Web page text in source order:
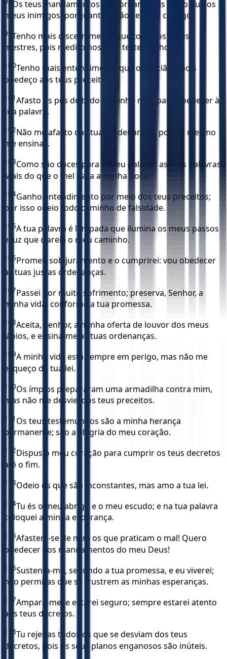
Os teus mandamentos me tornam mais sábio que os
meus inimigos, porquanto estão sempre comigo.
99 Tenho mais discernimento que todos os meus
mestres, pois medito nos teus testemunhos.
100Tenho mais entendimento que os anciãos, pois
obedeço aos teus preceitos.
101Afasto os pés de todo caminho mau para obedecer à
tua palavra.
102Não me afasto das tuas ordenanças, pois tu mesmo
me ensinas.
103Como são doces para o meu paladar as tuas palavras!
Mais do que o mel para a minha boca!
104Ganho entendimento por meio dos teus preceitos;
por isso odeio todo caminho de falsidade.
105A tua palavra é lâmpada que ilumina os meus passos
e luz que clareia o meu caminho.
106Prometi sob juramento e o cumprirei: vou obedecer
às tuas justas ordenanças.
107Passei por muito sofrimento; preserva, Senhor, a
minha vida, conforme a tua promessa.
108Aceita, Senhor, a minha oferta de louvor dos meus
lábios, e ensina-me as tuas ordenanças.
109A minha vida está sempre em perigo, mas não me
esqueço da tua lei.
110Os ímpios prepararam uma armadilha contra mim,
mas não me desviei dos teus preceitos.
111 Os teus testemunhos são a minha herança
permanente; são a alegria do meu coração.
112Dispus o meu coração para cumprir os teus decretos
até o fim.
113Odeio os que são inconstantes, mas amo a tua lei.
114Tu és o meu abrigo e o meu escudo; e na tua palavra
coloquei a minha esperança.
115Afastem-se de mim os que praticam o mal! Quero
obedecer aos mandamentos do meu Deus!
116Sustenta-me, segundo a tua promessa, e eu viverei;
não permitas que se frustrem as minhas esperanças.
117Ampara-me, e estarei seguro; sempre estarei atento
aos teus decretos.
118Tu rejeitas todos os que se desviam dos teus
decretos, pois os seus planos enganosos são inúteis.